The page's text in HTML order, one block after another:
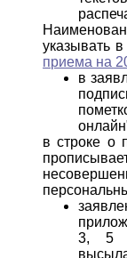
указывать
приема на
в
в строке о
3, 5